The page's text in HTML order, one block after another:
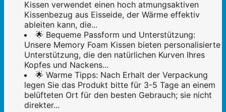
Kissen verwendet einen hoch atmungsaktiven
Kissenbezug aus Eisseide, der Wärme effektiv
ableiten kann, die...
🌟 Bequeme Passform und Unterstützung:
Unsere Memory Foam Kissen bieten personalisierte
Unterstützung, die den natürlichen Kurven Ihres
Kopfes und Nackens...
🌟 Warme Tipps: Nach Erhalt der Verpackung
legen Sie das Produkt bitte für 3-5 Tage an einem
belüfteten Ort für den besten Gebrauch; sie nicht
direkter...